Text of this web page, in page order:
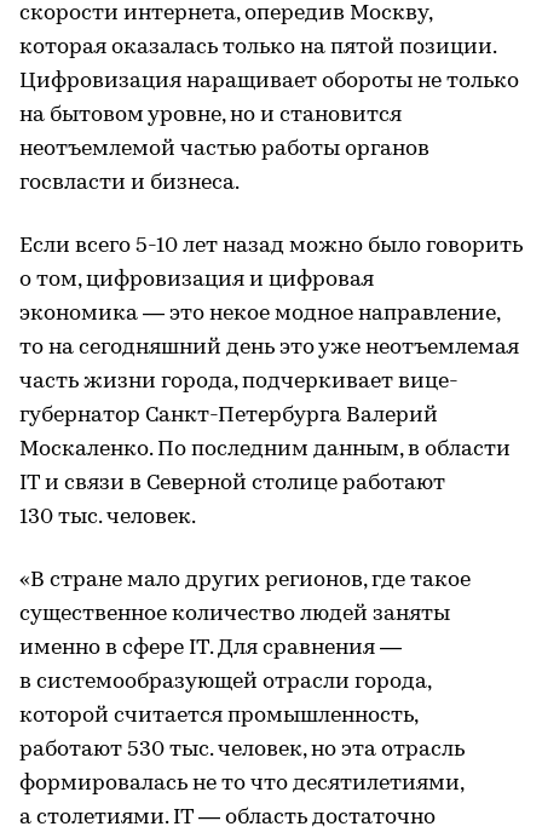
скорости интернета, опередив Москву,
которая оказалась только на пятой позиции.
Цифровизация наращивает обороты не только
на бытовом уровне, но и становится
неотъемлемой частью работы органов
госвласти и бизнеса.
Если всего 5-10 лет назад можно было говорить
о том, цифровизация и цифровая
экономика — это некое модное направление,
то на сегодняшний день это уже неотъемлемая
часть жизни города, подчеркивает вице-
губернатор Санкт-Петербурга Валерий
Москаленко. По последним данным, в области
IT и связи в Северной столице работают
130 тыс. человек.
«В стране мало других регионов, где такое
существенное количество людей заняты
именно в сфере IT. Для сравнения —
в системообразующей отрасли города,
которой считается промышленность,
работают 530 тыс. человек, но эта отрасль
формировалась не то что десятилетиями,
а столетиями. IT — область достаточно